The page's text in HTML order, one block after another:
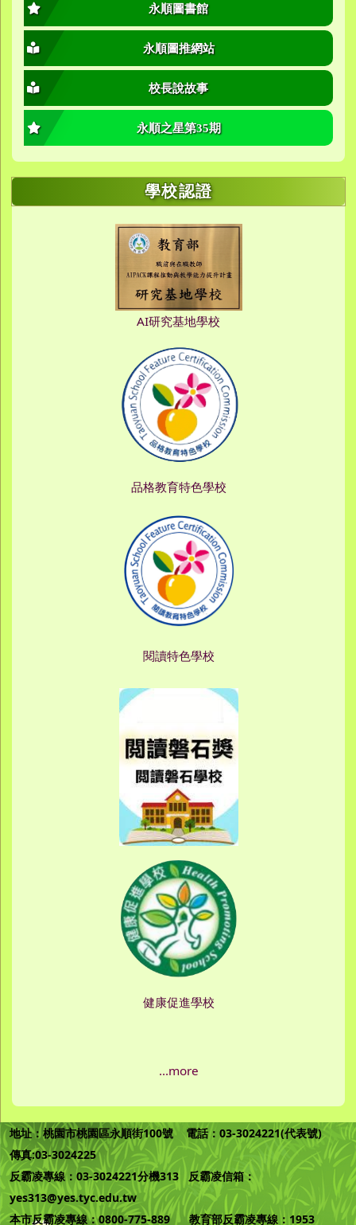
永順圖書館
永順圖推網站
校長說故事
永順之星第35期
學校認證
AI研究基地學校
品格教育特色學校
閱讀特色學校
健康促進學校
...more
地址：桃園市桃園區永順街100號 電話：03-3024221(代表號)
傳真:03-3024225
反霸凌專線：03-3024221分機313 反霸凌信箱：
yes313@yes.tyc.edu.tw
本市反霸凌專線：0800-775-889 教育部反霸凌專線：1953